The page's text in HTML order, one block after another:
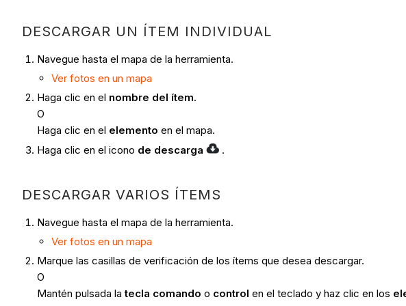
DESCARGAR UN ÍTEM INDIVIDUAL
Navegue hasta el mapa de la herramienta.
Ver fotos en un mapa
Haga clic en el nombre del ítem.
O
Haga clic en el elemento en el mapa.
Haga clic en el icono de descarga .
DESCARGAR VARIOS ÍTEMS
Navegue hasta el mapa de la herramienta.
Ver fotos en un mapa
Marque las casillas de verificación de los ítems que desea descargar.
O
Mantén pulsada latecla comando o control en el teclado y haz clic en los